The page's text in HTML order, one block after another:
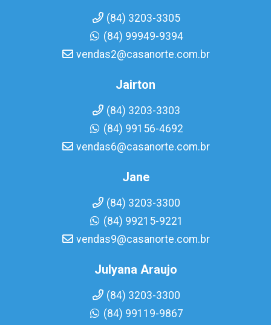
(84) 3203-3305
(84) 99949-9394
vendas2@casanorte.com.br
Jairton
(84) 3203-3303
(84) 99156-4692
vendas6@casanorte.com.br
Jane
(84) 3203-3300
(84) 99215-9221
vendas9@casanorte.com.br
Julyana Araujo
(84) 3203-3300
(84) 99119-9867